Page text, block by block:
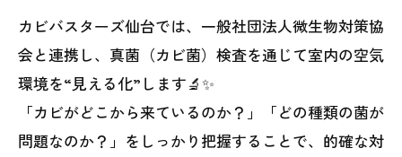
カビバスターズ仙台では、一般社団法人微生物対策協
会と連携し、真菌（カビ菌）検査を通じて室内の空気
環境を“見える化”します🔬✨
「カビがどこから来ているのか？」「どの種類の菌が
問題なのか？」をしっかり把握することで、的確な対